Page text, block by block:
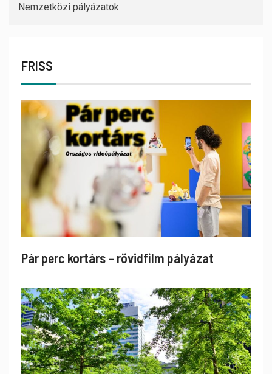
Nemzetközi pályázatok
FRISS
Pár perc kortárs – rövidfilm pályázat